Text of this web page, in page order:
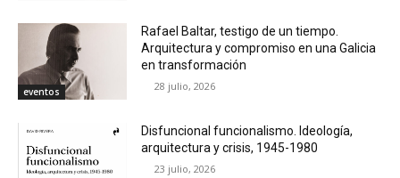
eventos
Rafael Baltar, testigo de un tiempo.
Arquitectura y compromiso en una Galicia
en transformación
28 julio, 2026
Disfuncional funcionalismo. Ideología,
arquitectura y crisis, 1945-1980
23 julio, 2026